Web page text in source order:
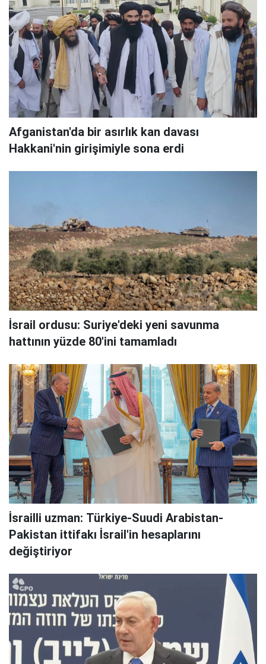
Afganistan'da bir asırlık kan davası
Hakkani'nin girişimiyle sona erdi
İsrail ordusu: Suriye'deki yeni savunma
hattının yüzde 80'ini tamamladı
İsrailli uzman: Türkiye-Suudi Arabistan-
Pakistan ittifakı İsrail'in hesaplarını
değiştiriyor